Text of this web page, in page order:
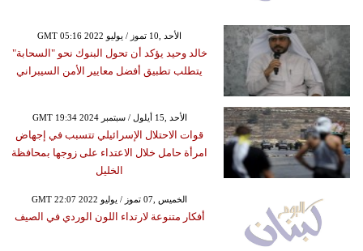
GMT 05:16 2022 الأحد ,10 تموز / يوليو
خالد وحيد يؤكد أن تحول البنوك نحو "السحابة"
يتطلب تطبيق أفضل معايير الأمن السيبراني
GMT 19:34 2024 الأحد ,15 أيلول / سبتمبر
قوات الاحتلال الإسرائيلي تتسبب في إجهاض
امرأة حامل خلال الاعتداء على زوجها بمحافظة
الخليل
GMT 22:07 2022 الخميس ,07 تموز / يوليو
أفكار متنوعة لارتداء اللون الوردي في الصيف